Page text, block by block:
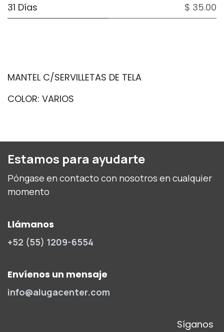
31 Días
$ 35.00
MANTEL C/SERVILLETAS DE TELA
COLOR: VARIOS
Estamos para ayudarte
Póngase en contacto con nosotros en cualquier
momento
Llámanos
+52 (55) 1209-6554
Envíenos un mensaje
info@alugacenter.com
Síganos